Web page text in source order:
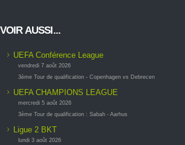
VOIR AUSSI...
UEFA Conférence League
vendredi 7 août 2026
3ème Tour de qualification - Copenhagen vs Debrecen
UEFA CHAMPIONS LEAGUE
mercredi 5 août 2026
3ème Tour de qualification : Sabah - Aarhus
Ligue 2 BKT
lundi 3 août 2026